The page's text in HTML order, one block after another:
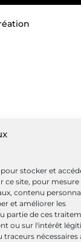
stocker et
ce site, pour mesure
contenu
et améliorer les
partie de ces
ou sur l'intérêt
traceurs nécessaires